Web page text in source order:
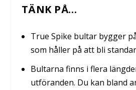
TÄNK PÅ…
True Spike bultar bygger
som håller på att bli
Bultarna finns i flera
utföranden. Du kan bland